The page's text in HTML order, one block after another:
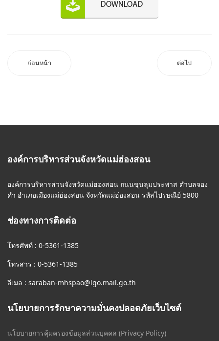
ก่อนหน้า ต่อไป
องค์การบริหารส่วนจังหวัดแม่ฮ่องสอน
องค์การบริหารส่วนจังหวัดแม่ฮ่องสอน ถนนขุนลุมประพาส ตำบลจอง
คำ อำเภอเมืองแม่ฮ่องสอน จังหวัดแม่ฮ่องสอน รหัสไปรษณีย์ 5800
ช่องทางการติดต่อ
โทรศัพท์ : 0-5361-1385
โทรสาร : 0-5361-1385
อีเมล : saraban-mhspao@lgo.mail.go.th
นโยบายการรักษาความมั่นคงปลอดภัยเว็บไซต์
นโยบายการคุ้มครองข้อมูลส่วนบุคคล (Privacy Policy)